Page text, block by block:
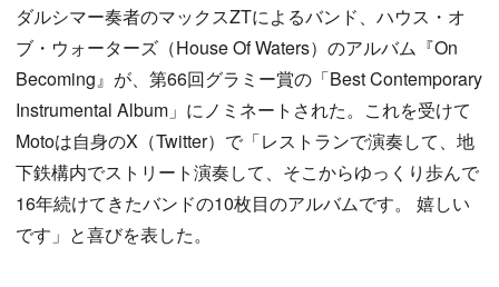
ダルシマー奏者のマックスZTによるバンド、ハウス・オ
ブ・ウォーターズ（House Of Waters）のアルバム『On
Becoming』が、第66回グラミー賞の「Best Contemporary
Instrumental Album」にノミネートされた。これを受けて
Motoは自身のX（Twitter）で「レストランで演奏して、地
下鉄構内でストリート演奏して、そこからゆっくり歩んで
16年続けてきたバンドの10枚目のアルバムです。 嬉しい
です」と喜びを表した。